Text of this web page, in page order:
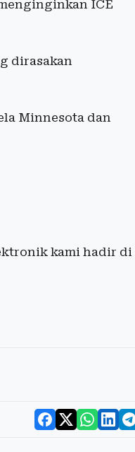
ICE
dirasakan
Minnesota dan
kami hadir di